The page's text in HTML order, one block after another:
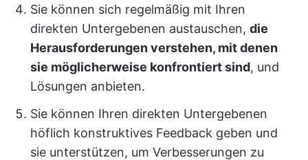
Sie können sich regelmäßig mit Ihren
direkten Untergebenen austauschen, die
Herausforderungen verstehen, mit denen
sie möglicherweise konfrontiert sind, und
Lösungen anbieten.
Sie können Ihren direkten Untergebenen
höflich konstruktives Feedback geben und
sie unterstützen, um Verbesserungen zu